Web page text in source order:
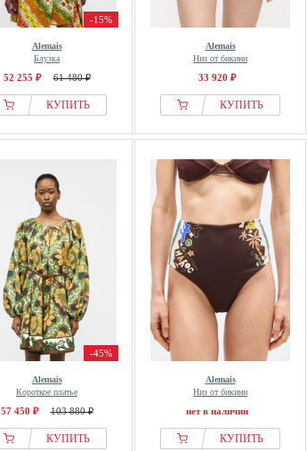
-15%
Alemais
Блузка
52 255 ₽ 61 480 ₽
КУПИТЬ
Alemais
Низ от бикини
33 920 ₽
КУПИТЬ
-45%
Alemais
Короткое платье
57 450 ₽ 103 880 ₽
КУПИТЬ
Alemais
Низ от бикини
нет в наличии
КУПИТЬ